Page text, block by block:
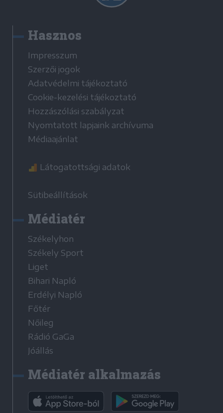
Hasznos
Impresszum
Szerzői jogok
Adatvédelmi tájékoztató
Cookie-kezelési tájékoztató
Hozzászólási szabályzat
Nyomtatott lapjaink archívuma
Médiaajánlat
Látogatottsági adatok
Sütibeállítások
Médiatér
Székelyhon
Székely Sport
Liget
Bihari Napló
Erdélyi Napló
Főtér
Nőileg
Rádió GaGa
Jóállás
Médiatér alkalmazás